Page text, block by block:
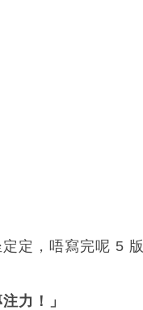
定，唔寫完呢 5 版
力！」